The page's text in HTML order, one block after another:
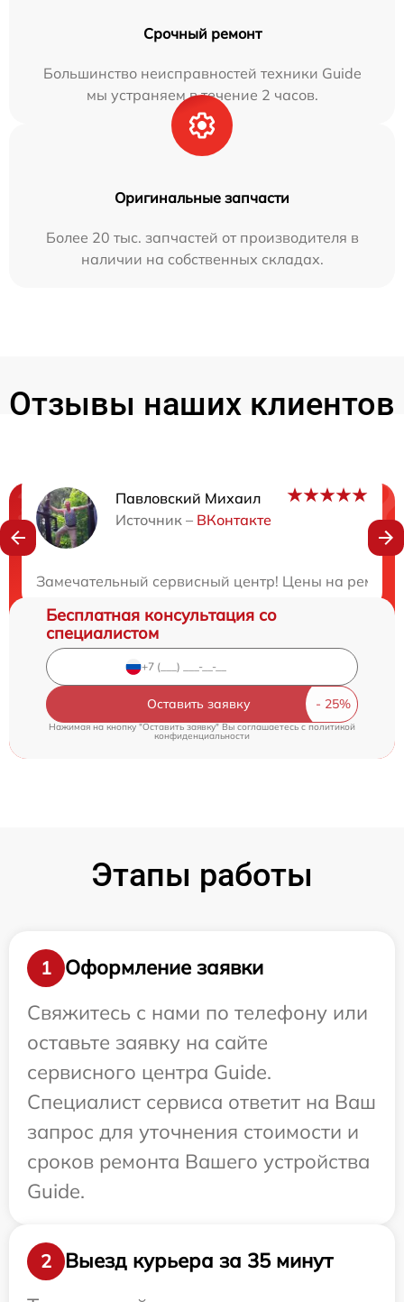
Срочный ремонт
Большинство неисправностей техники Guide
мы устраняем в течение 2 часов.
Оригинальные запчасти
Более 20 тыс. запчастей от производителя в
наличии на собственных складах.
Отзывы наших клиентов
Павловский Михаил
Источник – ВКонтакте
Замечательный сервисный центр! Цены на ремонт
Нужна консультация?
Бесплатная консультация со
специалистом
Оставить заявку
Нажимая на кнопку "Оставить заявку" Вы соглашаетесь cполитикой
конфиденциальности
Этапы работы
1
Оформление заявки
Свяжитесь с нами по телефону или
оставьте заявку на сайте
сервисного центра Guide.
Специалист сервиса ответит на Ваш
запрос для уточнения стоимости и
сроков ремонта Вашего устройства
Guide.
2
Выезд курьера за 35 минут